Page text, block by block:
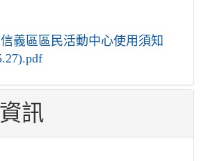
義區區民活動中心使用須知
訊